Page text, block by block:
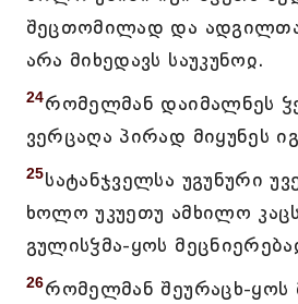
შეცთომილად და ადგილთა
არა მიხედავს საუკუნოჲ.
24რომელმან დაიმალნეს
ვერცაღა პირად მიყუნეს
25სატანჯველსა უგუნური
ხოლო უკუეთუ ამხილო
გულისჴმა-ყოს
26რომელმან შეურაცხ-ყოს